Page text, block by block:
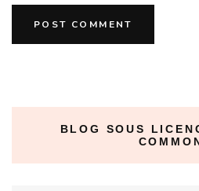
BLOG SOUS